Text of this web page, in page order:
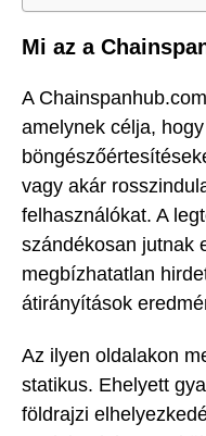
Mi az a
A
amelynek célja,
vagy akár
felhasználókat. A
szándékosan jutnak
megbízhatatlan
átirányítások
Az ilyen oldalakon
statikus. Ehelyett
földrajzi